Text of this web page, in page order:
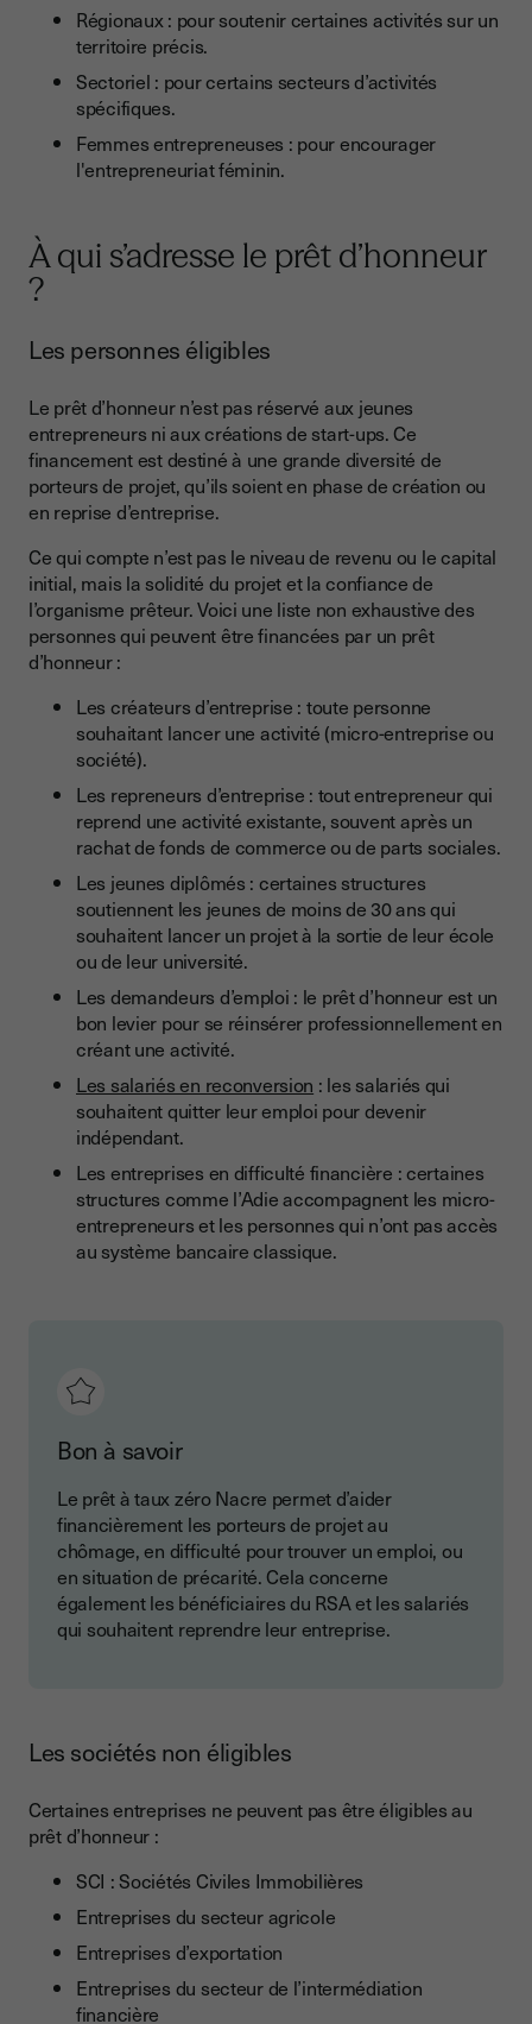
Régionaux : pour soutenir certaines activités sur un
territoire précis.
Sectoriel : pour certains secteurs d’activités
spécifiques.
Femmes entrepreneuses : pour encourager
l'entrepreneuriat féminin.
À qui s’adresse le prêt d’honneur
?
Les personnes éligibles
Le prêt d’honneur n’est pas réservé aux jeunes
entrepreneurs ni aux créations de start-ups. Ce
financement est destiné à une grande diversité de
porteurs de projet, qu’ils soient en phase de création ou
en reprise d’entreprise.
Ce qui compte n’est pas le niveau de revenu ou le capital
initial, mais la solidité du projet et la confiance de
l’organisme prêteur. Voici une liste non exhaustive des
personnes qui peuvent être financées par un prêt
d’honneur :
Les créateurs d’entreprise : toute personne
souhaitant lancer une activité (micro-entreprise ou
société).
Les repreneurs d’entreprise : tout entrepreneur qui
reprend une activité existante, souvent après un
rachat de fonds de commerce ou de parts sociales.
Les jeunes diplômés : certaines structures
soutiennent les jeunes de moins de 30 ans qui
souhaitent lancer un projet à la sortie de leur école
ou de leur université.
Les demandeurs d’emploi : le prêt d’honneur est un
bon levier pour se réinsérer professionnellement en
créant une activité.
Les salariés en reconversion : les salariés qui
souhaitent quitter leur emploi pour devenir
indépendant.
Les entreprises en difficulté financière : certaines
structures comme l’Adie accompagnent les micro-
entrepreneurs et les personnes qui n’ont pas accès
au système bancaire classique.
Bon à savoir
Le prêt à taux zéro Nacre permet d’aider
financièrement les porteurs de projet au
chômage, en difficulté pour trouver un emploi, ou
en situation de précarité. Cela concerne
également les bénéficiaires du RSA et les salariés
qui souhaitent reprendre leur entreprise.
Les sociétés non éligibles
Certaines entreprises ne peuvent pas être éligibles au
prêt d’honneur :
SCI : Sociétés Civiles Immobilières
Entreprises du secteur agricole
Entreprises d’exportation
Entreprises du secteur de l’intermédiation
financière